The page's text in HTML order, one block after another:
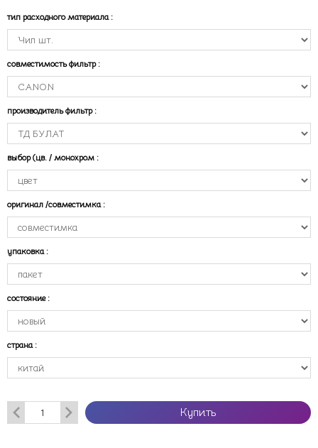
тип расходного материала :
совместимость фильтр :
производитель фильтр :
выбор (цв. / монохром :
оригинал /совместимка :
упаковка :
состояние :
страна :
Купить